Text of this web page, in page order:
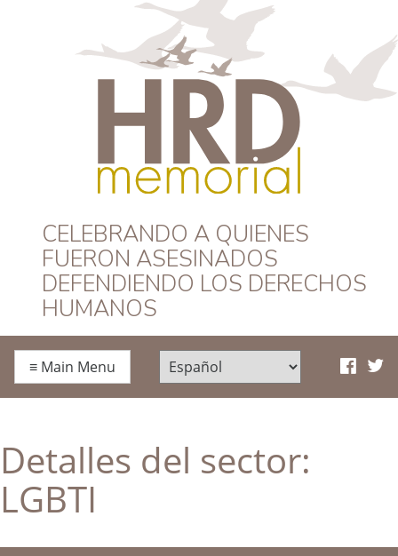
HRD Memorial –
Español
CELEBRANDO A QUIENES
FUERON ASESINADOS
DEFENDIENDO LOS DERECHOS
HUMANOS
≡ Main Menu
Detalles del sector:
LGBTI